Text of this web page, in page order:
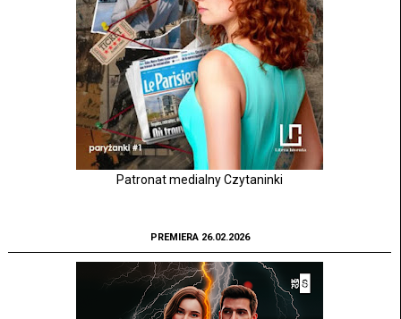
Patronat medialny Czytaninki
PREMIERA 26.02.2026